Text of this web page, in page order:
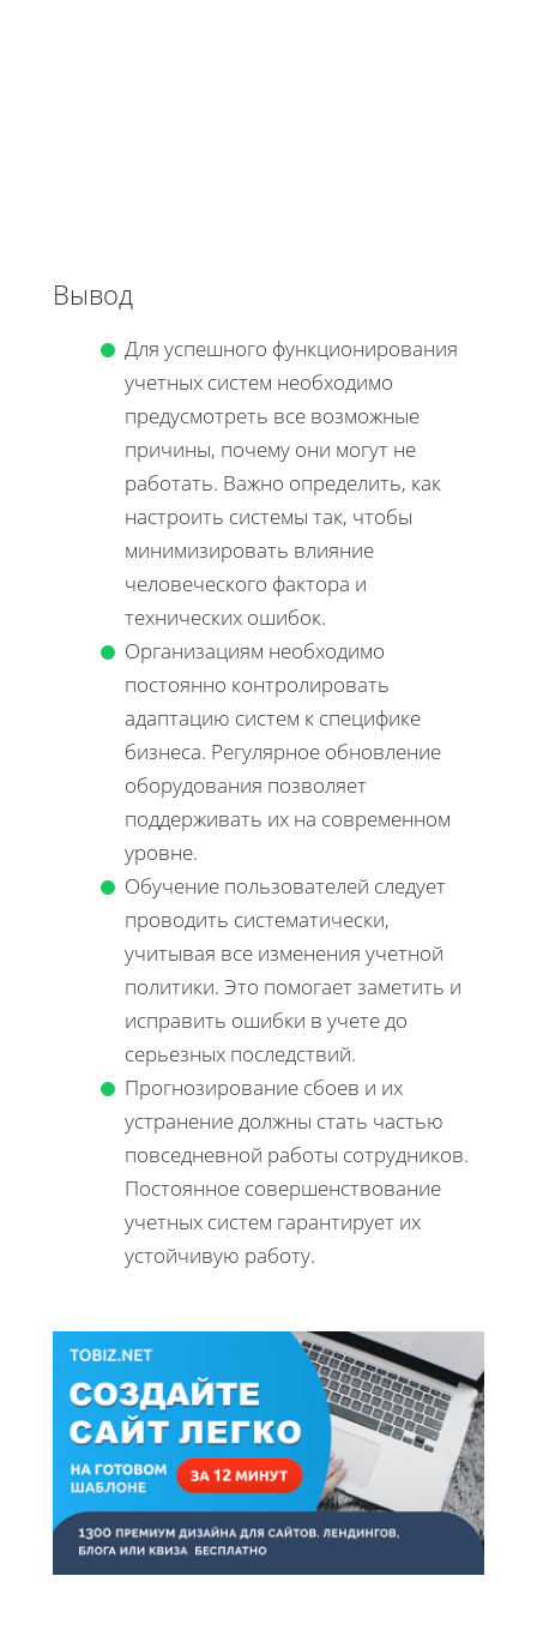
Вывод
Для успешного функционирования
учетных систем необходимо
предусмотреть все возможные
причины, почему они могут не
работать. Важно определить, как
настроить системы так, чтобы
минимизировать влияние
человеческого фактора и
технических ошибок.
Организациям необходимо
постоянно контролировать
адаптацию систем к специфике
бизнеса. Регулярное обновление
оборудования позволяет
поддерживать их на современном
уровне.
Обучение пользователей следует
проводить систематически,
учитывая все изменения учетной
политики. Это помогает заметить и
исправить ошибки в учете до
серьезных последствий.
Прогнозирование сбоев и их
устранение должны стать частью
повседневной работы сотрудников.
Постоянное совершенствование
учетных систем гарантирует их
устойчивую работу.